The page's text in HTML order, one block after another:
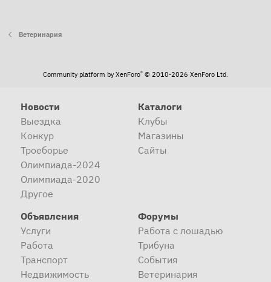
Ветеринария
Community platform by XenForo® © 2010-2026 XenForo Ltd.
Новости
Выездка
Конкур
Троеборье
Олимпиада-2024
Олимпиада-2020
Другое
Каталоги
Клубы
Магазины
Сайты
Объявления
Услуги
Работа
Транспорт
Недвижимость
Форумы
Работа с лошадью
Трибуна
События
Ветеринария